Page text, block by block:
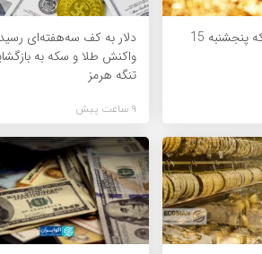
قیمت طلا و سکه پنجشنبه 15
دلار به کف سه‌هفته‌ای
واکنش طلا و سکه به
تنگه هرمز
9 ساعت پیش